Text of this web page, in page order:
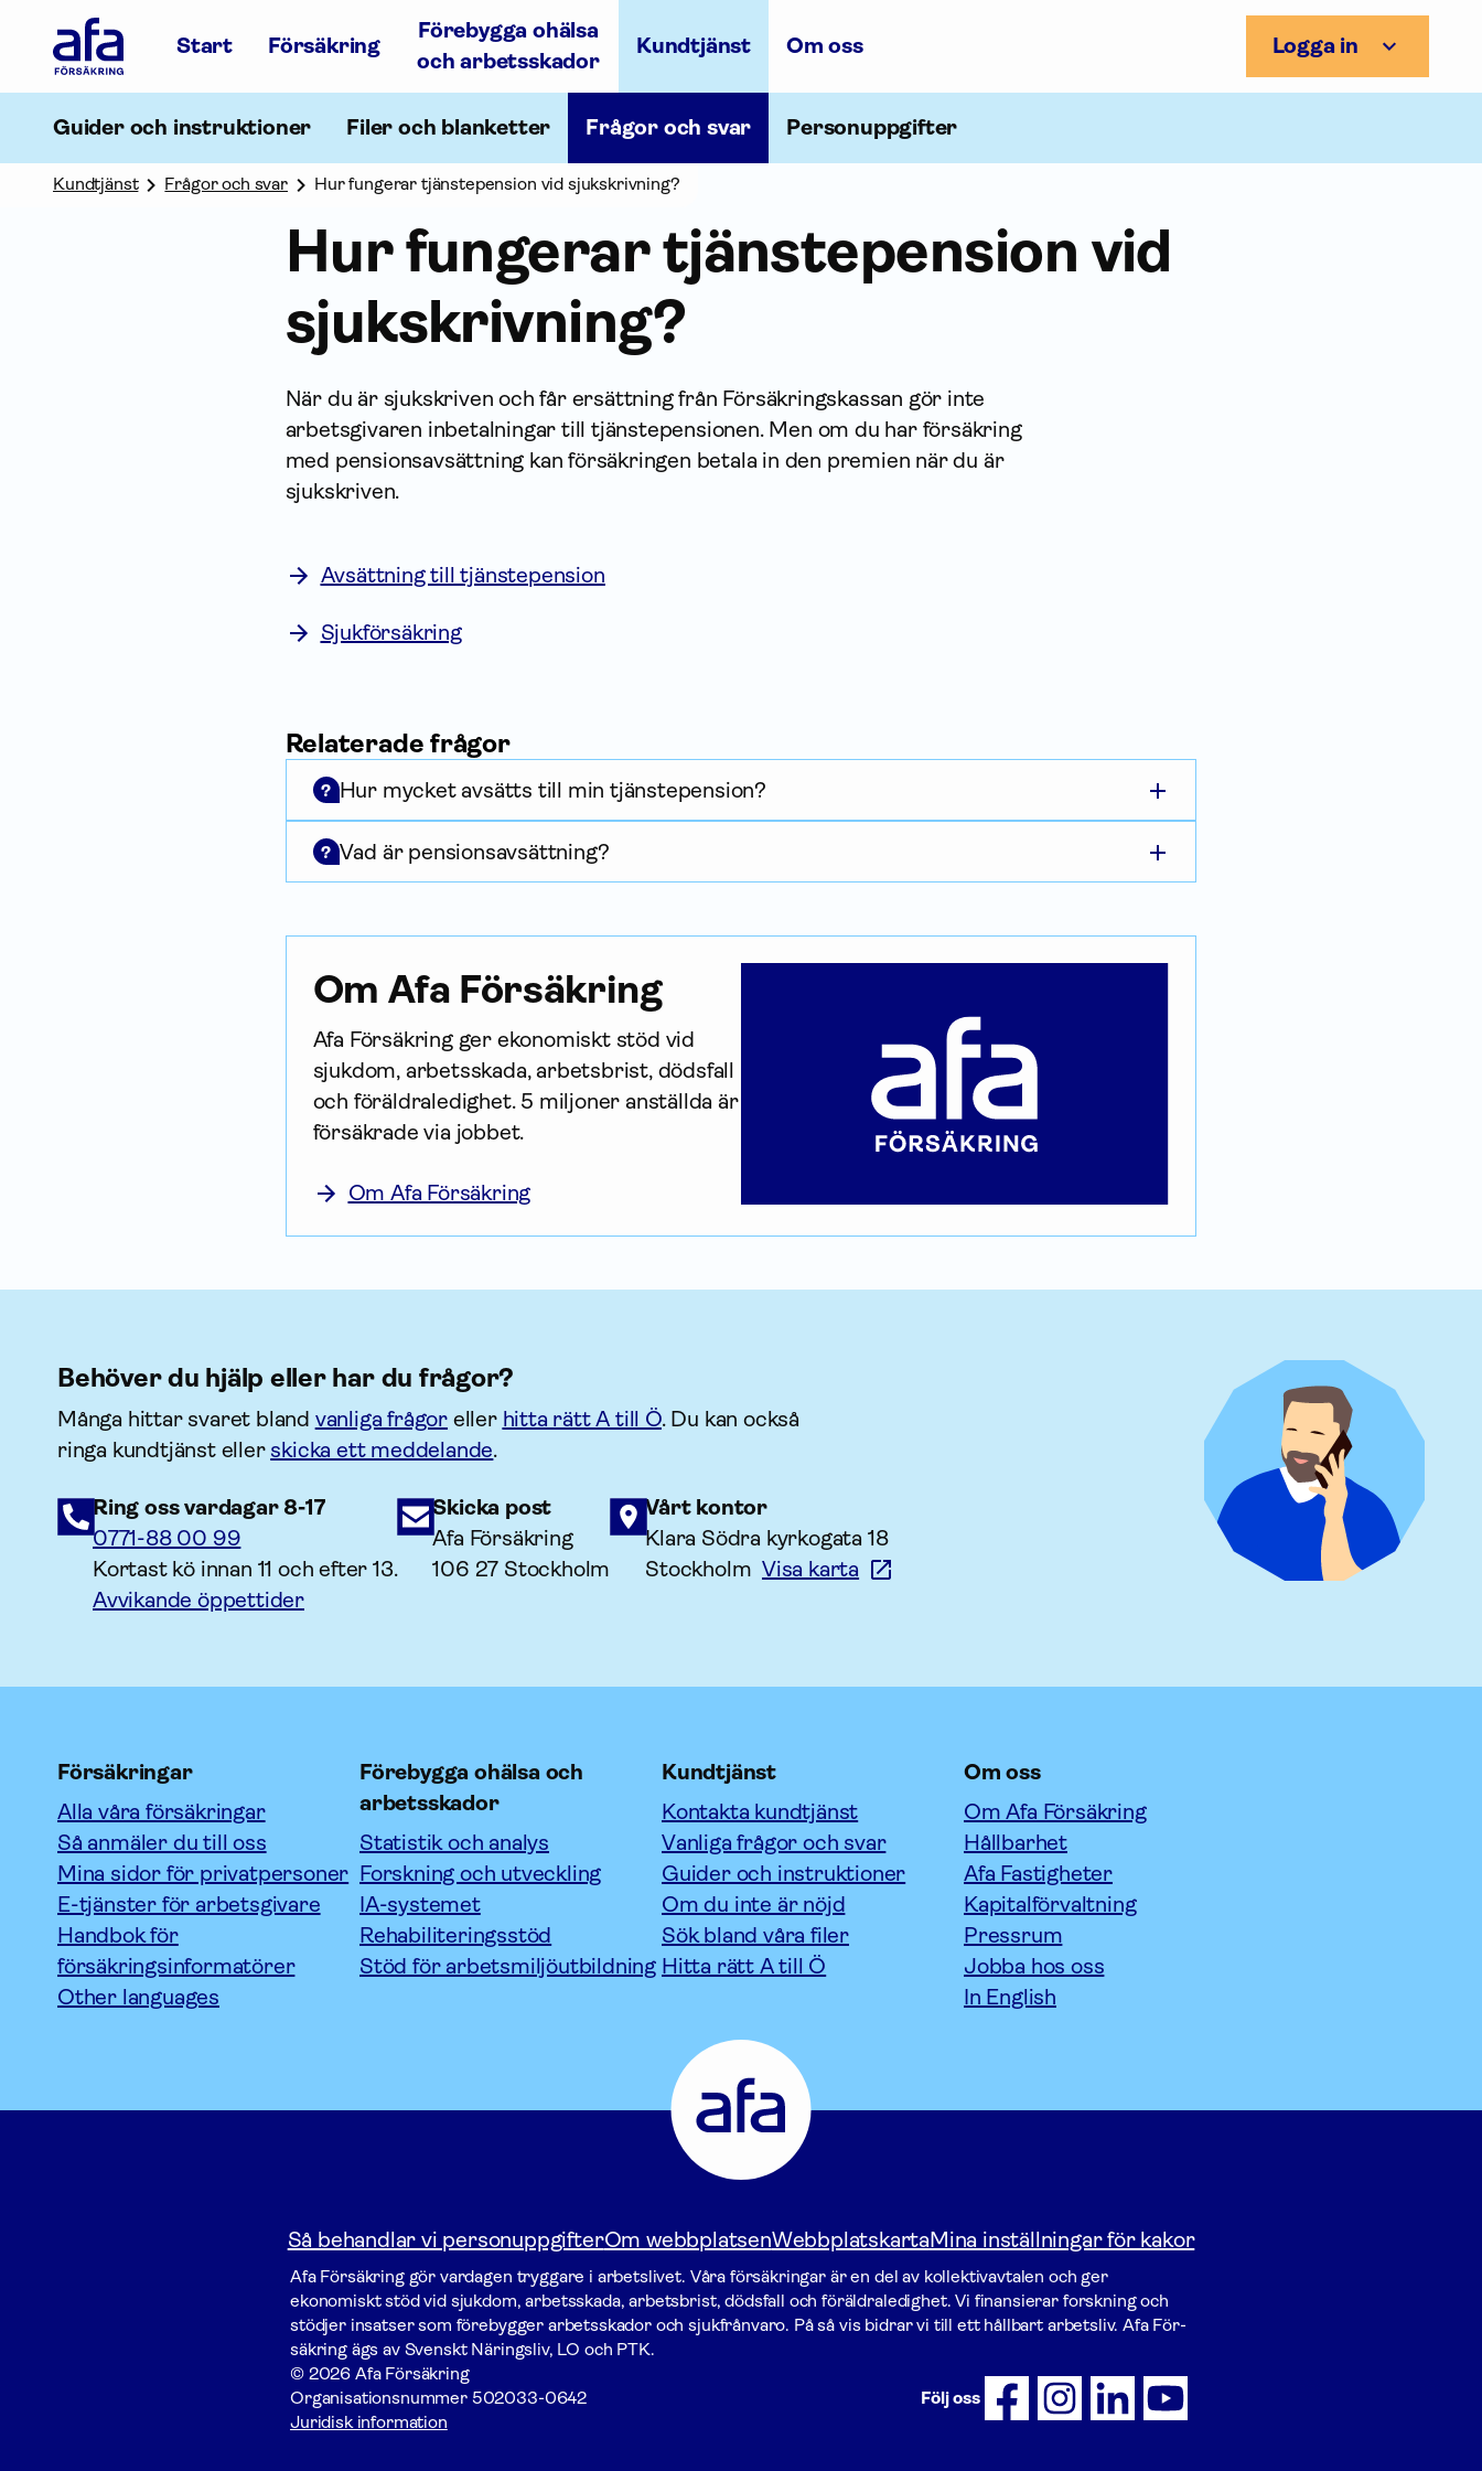
Försäkring
Gå
startsidan
Start Försäkring
Förebygga ohälsa
och arbetsskador
Kundtjänst Om oss Logga in
Guider och instruktioner Filer och blanketter Frågor och svar Personuppgifter
Kundtjänst Frågor och svar Hur fungerar tjänstepension vid sjukskrivning?
Hur fungerar tjänste­pension vid
sjukskrivning?
När du är sjukskriven och får ersättning från Försäkrings­kassan gör inte
arbetsgivaren inbetalningar till tjänste­pensionen. Men om du har för­säkring
med pensionsavsättning kan försäkringen betala in den premien när du är
sjukskriven.
Avsättning till tjänstepension
Sjukförsäkring
Relaterade frågor
? Hur mycket avsätts till min tjänstepension?
? Vad är pensionsavsättning?
Om Afa För­säkring
Afa För­säkring ger ekonomiskt stöd vid
sjukdom, arbetsskada, arbetsbrist, dödsfall
och föräldraledighet. 5 miljoner anställda är
försäkrade via jobbet.
Om Afa Försäkring
Behöver du hjälp eller har du frågor?
Många hittar svaret bland vanliga frågor eller hitta rätt A till Ö. Du kan också
ringa kundtjänst eller skicka ett meddelande.
Ring oss vardagar 8-17
0771-88 00 99
Kortast kö innan 11 och efter 13.
Avvikande öppettider
Skicka post
Afa Försäkring
106 27 Stockholm
Vårt kontor
Klara Södra kyrkogata 18
StockholmVisa karta
Försäkringar
Alla våra försäkringar
Så anmäler du till oss
Mina sidor för privatpersoner
E-tjänster för arbetsgivare
Handbok för
försäkringsinformatörer
Other languages
Förebygga ohälsa och
arbetsskador
Statistik och analys
Forskning och utveckling
IA-systemet
Rehabiliteringsstöd
Stöd för arbetsmiljöutbildning
Kundtjänst
Kontakta kundtjänst
Vanliga frågor och svar
Guider och instruktioner
Om du inte är nöjd
Sök bland våra filer
Hitta rätt A till Ö
Om oss
Om Afa Försäkring
Hållbarhet
Afa Fastigheter
Kapitalförvaltning
Pressrum
Jobba hos oss
In English
Försäkring
Gå
till
startsidan
Så behandlar vi personuppgifterOm webbplatsenWebbplatskartaMina inställningar för kakor
Afa För­säkring gör vardagen tryggare i arbetslivet. Våra försäk­ringar är en del av kollektivavtalen och ger
ekonomiskt stöd vid sjukdom, arbetsskada, arbetsbrist, dödsfall och föräldraledighet. Vi finansierar forskning och
stödjer insatser som förebygger arbets­skador och sjukfrånvaro. På så vis bidrar vi till ett hållbart arbetsliv. Afa För­
säkring ägs av Svenskt Näringsliv, LO och PTK.
© 2026 Afa Försäkring
Organisationsnummer 502033-0642
Juridisk information
Följ oss